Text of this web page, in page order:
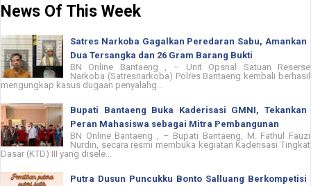
News Of This Week
Satres Narkoba Gagalkan Peredaran Sabu, Amankan
Dua Tersangka dan 26 Gram Barang Bukti
BN Online Bantaeng , – Unit Opsnal Satuan Reserse
Narkoba (Satresnarkoba) Polres Bantaeng kembali berhasil
mengungkap kasus dugaan penyalahg...
Bupati Bantaeng Buka Kaderisasi GMNI, Tekankan
Peran Mahasiswa sebagai Mitra Pembangunan
BN Online Bantaeng , – Bupati Bantaeng, M. Fathul Fauzi
Nurdin, secara resmi membuka kegiatan Kaderisasi Tingkat
Dasar (KTD) III yang disele...
Putra Dusun Puncukku Bonto Salluang Berkompetisi